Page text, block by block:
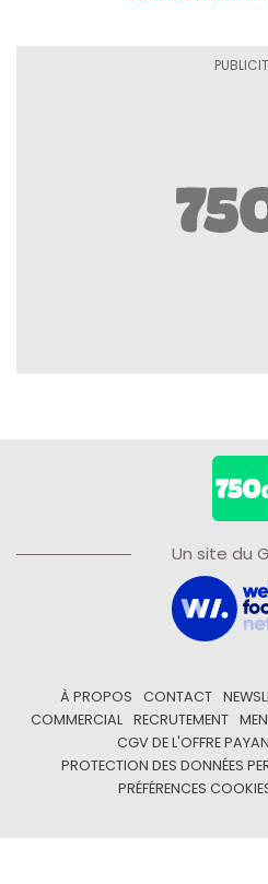
Un site du
À PROPOS CONTACT
COMMERCIAL
RECRUTEMENT
CGV DE L'OFFRE
PROTECTION DES DONNÉES
PRÉFÉRENCES